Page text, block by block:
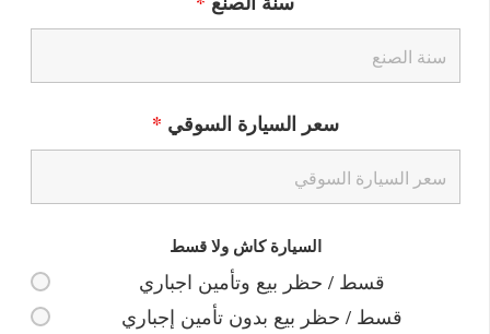
سعر السيارة السوقي *
السيارة كاش ولا قسط
قسط / حظر بيع وتأمين اجباري
قسط / حظر بيع بدون تأمين إجباري